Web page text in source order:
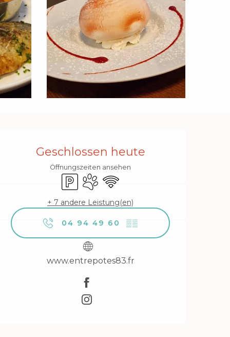
&
Geschlossen heute
Öffnungszeiten ansehen
ParkplatzTiere erlaubt
Wi-Fi
+ 7 andere Leistung(en)
04 94 49 60 ▒▒
www.entrepotes83.fr